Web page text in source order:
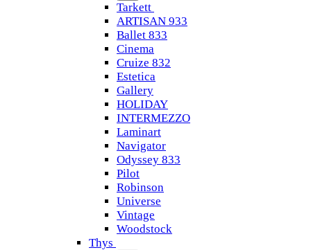
Tarkett
ARTISAN 933
Ballet 833
Cinema
Cruize 832
Estetica
Gallery
HOLIDAY
INTERMEZZO
Laminart
Navigator
Odyssey 833
Pilot
Robinson
Universe
Vintage
Woodstock
Thys